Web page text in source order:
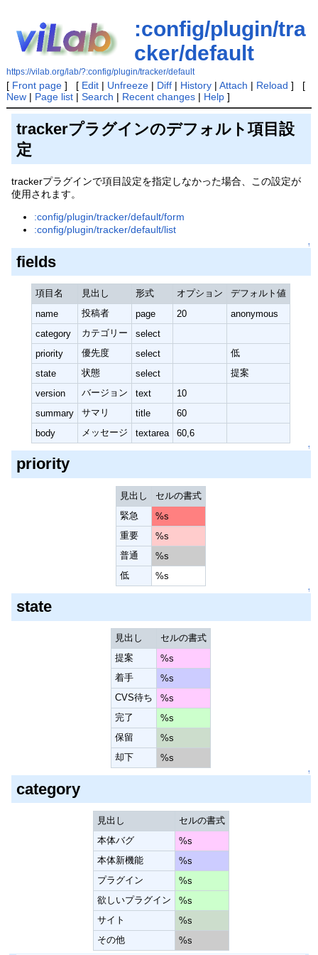
:config/plugin/tra
cker/default
https://vilab.org/lab/?:config/plugin/tracker/default
[ Front page] [ Edit| Unfreeze| Diff| History| Attach | Reload ] [
New| Page list| Search | Recent changes| Help]
trackerプラグインのデフォルト項目設
定
trackerプラグインで項目設定を指定しなかった場合、この設定が
使用されます。
:config/plugin/tracker/default/form
:config/plugin/tracker/default/list
↑
fields
項目名 見出し 形式 オプション
デフォルト値
name
投稿者 page 20
anonymous
category
カテゴリー
select
priority
優先度 select
低
state
状態 select
提案
version
バージョン text
10
summary
サマリ title
60
body
メッセージ textarea 60,6
↑
priority
見出し
セルの書式
緊急
%s
重要
%s
普通
%s
低
%s
↑
state
見出し
セルの書式
提案
%s
着手
%s
CVS待ち
%s
完了
%s
保留
%s
却下
%s
↑
category
見出し
セルの書式
本体バグ
%s
本体新機能
%s
プラグイン
%s
欲しいプラグイン
%s
サイト
%s
その他
%s